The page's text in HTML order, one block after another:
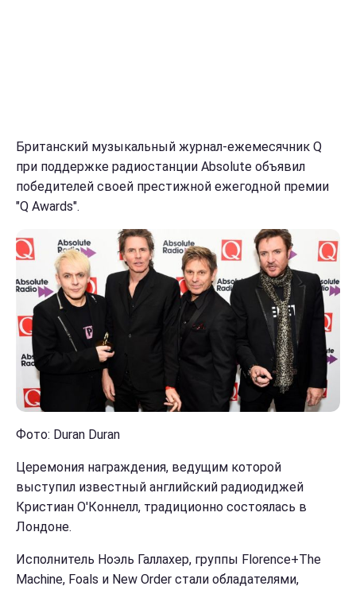
Британский музыкальный журнал-ежемесячник Q
при поддержке радиостанции Absolute объявил
победителей своей престижной ежегодной премии
"Q Awards".
Фото: Duran Duran
Церемония награждения, ведущим которой
выступил известный английский радиодиджей
Кристиан О'Коннелл, традиционно состоялась в
Лондоне.
Исполнитель Ноэль Галлахер, группы Florence+The
Machine, Foals и New Order стали обладателями,